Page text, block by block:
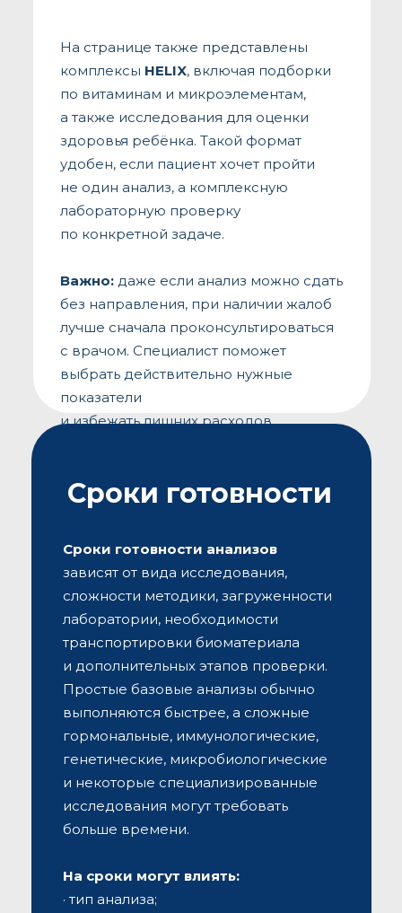
На странице также представлены
комплексы HELIX, включая подборки
по витаминам и микроэлементам,
а также исследования для оценки
здоровья ребёнка. Такой формат
удобен, если пациент хочет пройти
не один анализ, а комплексную
лабораторную проверку
по конкретной задаче.
Важно: даже если анализ можно сдать
без направления, при наличии жалоб
лучше сначала проконсультироваться
с врачом. Специалист поможет
выбрать действительно нужные
показатели
и избежать лишних расходов.
Сроки готовности анализов
зависят от вида исследования,
сложности методики, загруженности
лаборатории, необходимости
транспортировки биоматериала
и дополнительных этапов проверки.
Простые базовые анализы обычно
выполняются быстрее, а сложные
гормональные, иммунологические,
генетические, микробиологические
и некоторые специализированные
исследования могут требовать
больше времени.
На сроки могут влиять:
· тип анализа;
Сроки готовности